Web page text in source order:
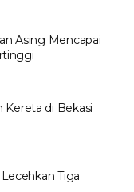
Asing Mencapai
Kereta di Bekasi
Tiga